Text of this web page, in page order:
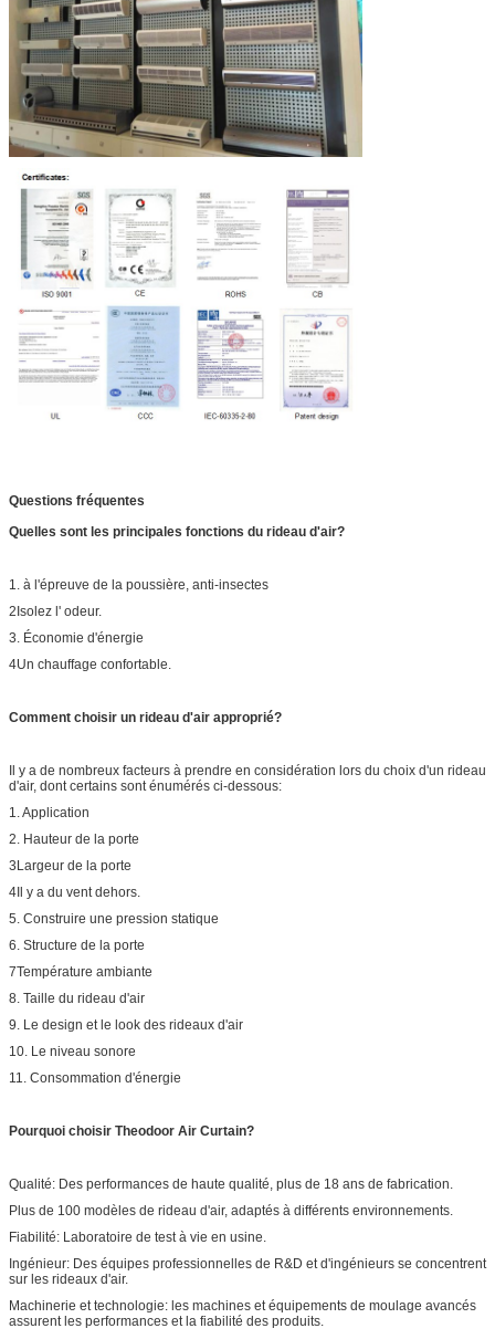
Questions fréquentes
Quelles sont les principales fonctions du rideau d'air?
1. à l'épreuve de la poussière, anti-insectes
2Isolez l' odeur.
3. Économie d'énergie
4Un chauffage confortable.
Comment choisir un rideau d'air approprié?
Il y a de nombreux facteurs à prendre en considération lors du choix d'un rideau
d'air, dont certains sont énumérés ci-dessous:
1. Application
2. Hauteur de la porte
3Largeur de la porte
4Il y a du vent dehors.
5. Construire une pression statique
6. Structure de la porte
7Température ambiante
8. Taille du rideau d'air
9. Le design et le look des rideaux d'air
10. Le niveau sonore
11. Consommation d'énergie
Pourquoi choisir Theodoor Air Curtain?
Qualité: Des performances de haute qualité, plus de 18 ans de fabrication.
Plus de 100 modèles de rideau d'air, adaptés à différents environnements.
Fiabilité: Laboratoire de test à vie en usine.
Ingénieur: Des équipes professionnelles de R&D et d'ingénieurs se concentrent
sur les rideaux d'air.
Machinerie et technologie: les machines et équipements de moulage avancés
assurent les performances et la fiabilité des produits.